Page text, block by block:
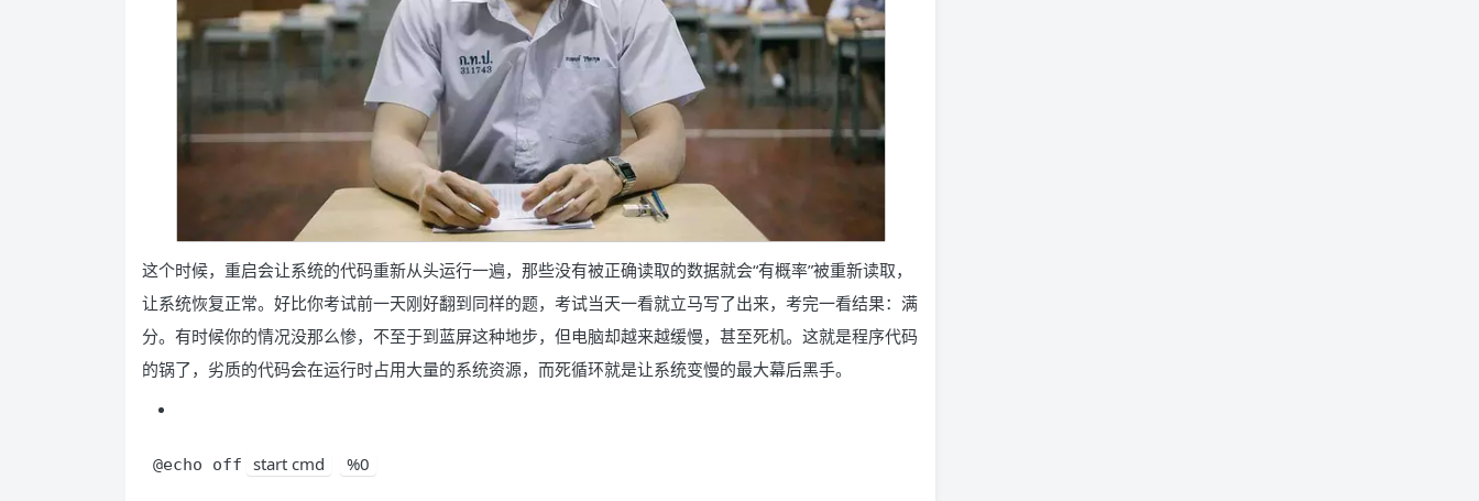
这个时候，重启会让系统的代码重新从头运行一遍，那些没有被正确读取的数据就会“有概率”被重新读取，
让系统恢复正常。好比你考试前一天刚好翻到同样的题，考试当天一看就立马写了出来，考完一看结果：满
分。有时候你的情况没那么惨，不至于到蓝屏这种地步，但电脑却越来越缓慢，甚至死机。这就是程序代码
的锅了，劣质的代码会在运行时占用大量的系统资源，而死循环就是让系统变慢的最大幕后黑手。
@echo off start cmd %0